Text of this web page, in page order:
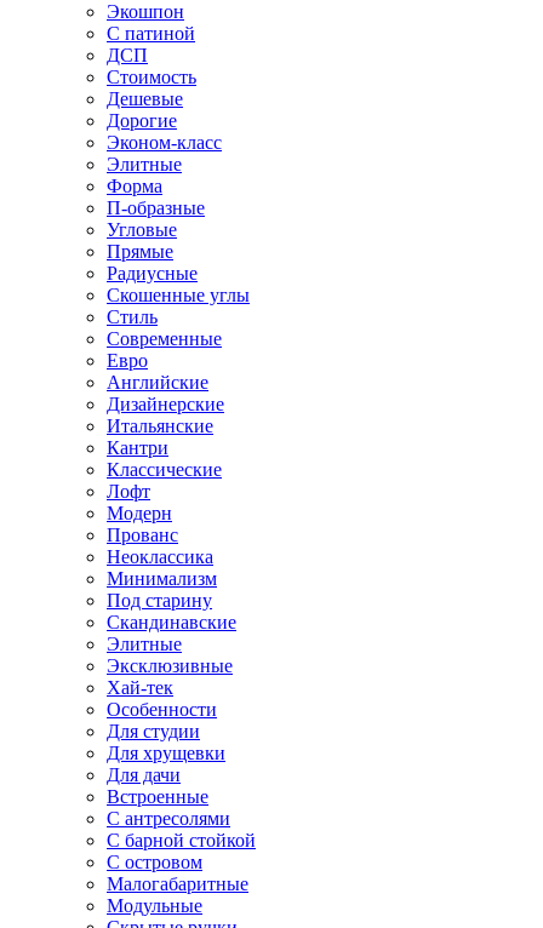
Экошпон
С патиной
ДСП
Стоимость
Дешевые
Дорогие
Эконом-класс
Элитные
Форма
П-образные
Угловые
Прямые
Радиусные
Скошенные углы
Стиль
Современные
Евро
Английские
Дизайнерские
Итальянские
Кантри
Классические
Лофт
Модерн
Прованс
Неоклассика
Минимализм
Под старину
Скандинавские
Элитные
Эксклюзивные
Хай-тек
Особенности
Для студии
Для хрущевки
Для дачи
Встроенные
С антресолями
С барной стойкой
С островом
Малогабаритные
Модульные